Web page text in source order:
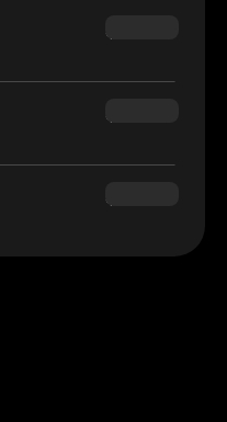
$34.95
$160.00
$180.00